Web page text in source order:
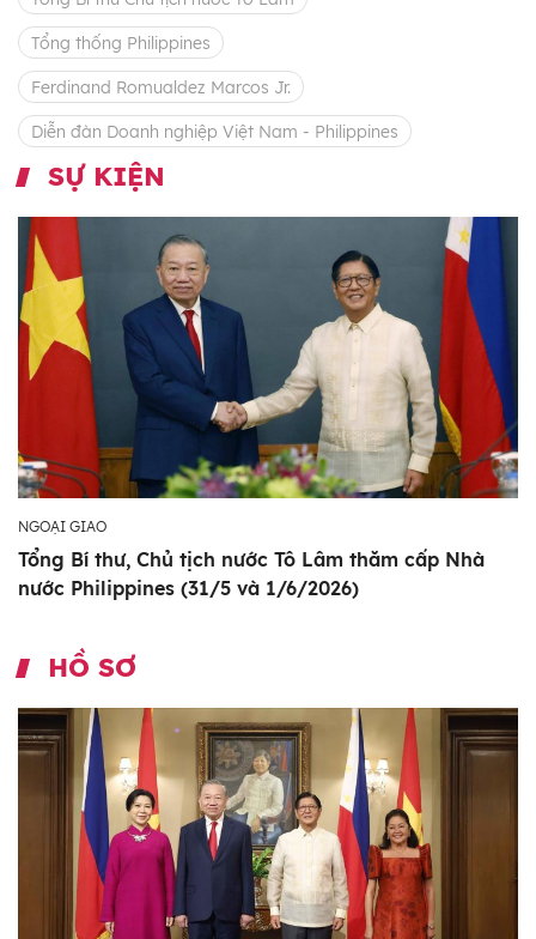
Tổng thống Philippines
Ferdinand Romualdez Marcos Jr.
Diễn đàn Doanh nghiệp Việt Nam - Philippines
SỰ KIỆN
NGOẠI GIAO
Tổng Bí thư, Chủ tịch nước Tô Lâm thăm cấp Nhà
nước Philippines (31/5 và 1/6/2026)
HỒ SƠ